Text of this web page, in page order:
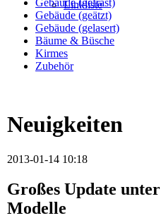
Linkliste
Gebäude (geätzt)
Gebäude (gelasert)
Bäume & Büsche
Kirmes
Zubehör
Neuigkeiten
2013-01-14 10:18
Großes Update unter
Modelle